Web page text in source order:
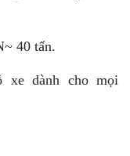
40 tấn.
xe dành cho mọi